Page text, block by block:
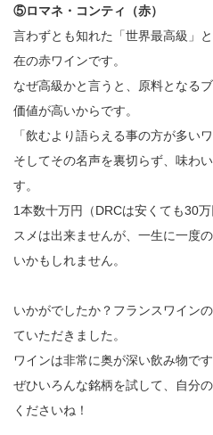
⑤ロマネ・コンティ（赤）
言わずとも知れた「世界最高級」
在の赤ワインです。
なぜ高級かと言うと、原料となる
価値が高いからです。
「飲むより語らえる事の方が多い
そしてその名声を裏切らず、味わ
す。
1本数十万円（DRCは安くても30
スメは出来ませんが、一生に一度
いかもしれません。
いかがでしたか？フランスワイン
ていただきました。
ワインは非常に奥が深い飲み物です
ぜひいろんな銘柄を試して、自分
くださいね！